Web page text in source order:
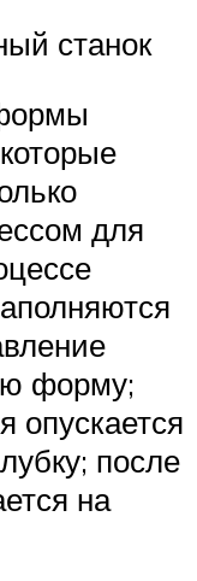
станок
для
форму;
опускается
после
на